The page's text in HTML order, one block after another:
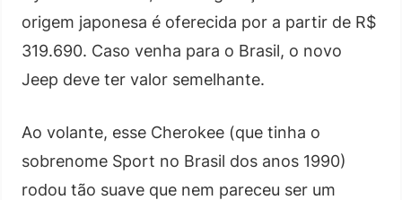
origem japonesa é oferecida por a partir de R$
319.690. Caso venha para o Brasil, o novo
Jeep deve ter valor semelhante.
Ao volante, esse Cherokee (que tinha o
sobrenome Sport no Brasil dos anos 1990)
rodou tão suave que nem pareceu ser um